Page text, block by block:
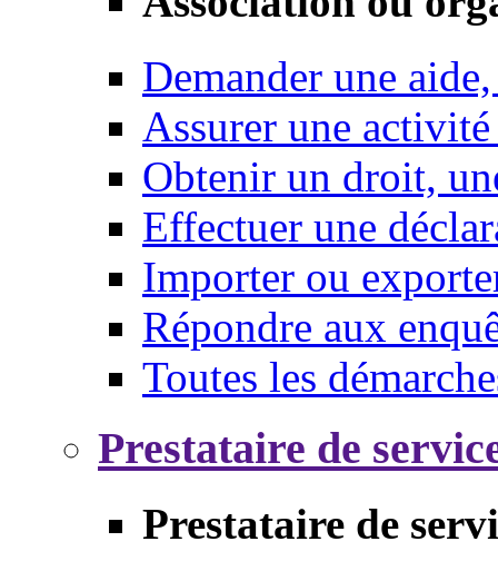
Demander une
Assurer une
Obtenir un droit,
Effectuer une
Importer ou
Répondre aux
Toutes les
Prestataire de
Prestataire de